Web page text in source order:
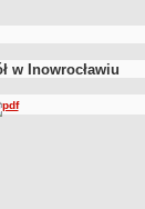
w Inowrocławiu